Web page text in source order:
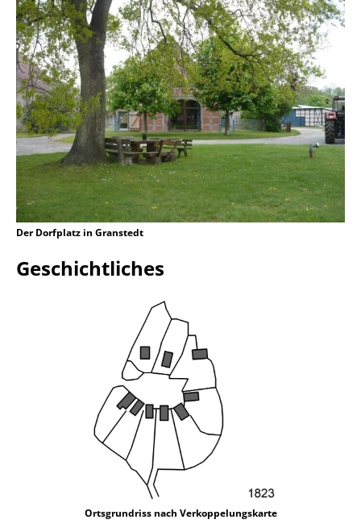
Der Dorfplatz in Granstedt
Geschichtliches
Ortsgrundriss nach Verkoppelungskarte